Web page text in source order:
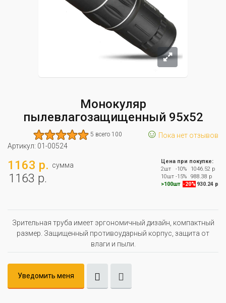
Монокуляр
пылевлагозащищенный 95х52
5 всего 100 ☺ Пока нет отзывов
Артикул: 01-00524
1163 р. сумма
1163 р.
Цена при покупке:
2шт
-10%
1046.52 р
10шт -15%
988.38 р
>100шт -20% 930.24 р
Зрительная труба имеет эргономичный дизайн, компактный
размер. Защищенный противоударный корпус, защита от
влаги и пыли.
Уведомить меня